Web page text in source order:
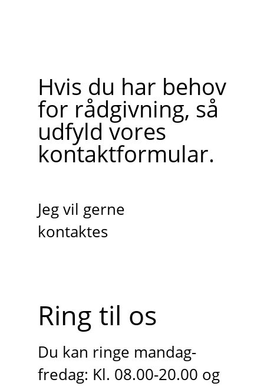
Hvis du har behov
for rådgivning, så
udfyld vores
kontaktformular.
Jeg vil gerne
kontaktes
Ring til os
Du kan ringe mandag-
fredag: Kl. 08.00-20.00 og